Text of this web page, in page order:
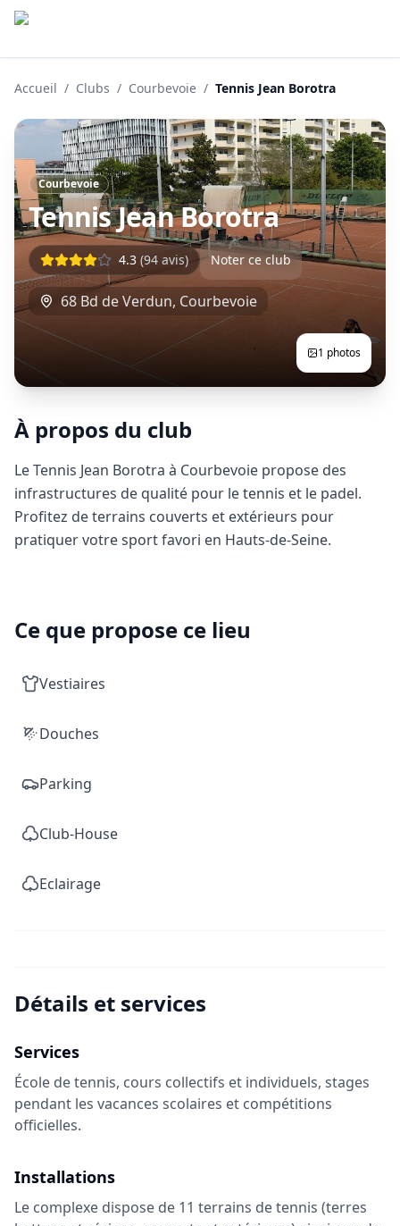
Accueil / Clubs / Courbevoie / Tennis Jean Borotra
Courbevoie
Tennis Jean Borotra
4.3 (94 avis) Noter ce club
68 Bd de Verdun, Courbevoie
1 photos
À propos du club
Le Tennis Jean Borotra à Courbevoie propose des
infrastructures de qualité pour le tennis et le padel.
Profitez de terrains couverts et extérieurs pour
pratiquer votre sport favori en Hauts-de-Seine.
Ce que propose ce lieu
Vestiaires
Douches
Parking
Club-House
Eclairage
Détails et services
Services
École de tennis, cours collectifs et individuels, stages
pendant les vacances scolaires et compétitions
officielles.
Installations
Le complexe dispose de 11 terrains de tennis (terres